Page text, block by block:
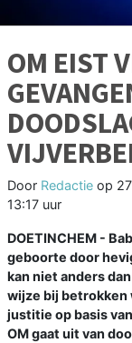
OM EIST
Door Redactie op
13:17 uur
DOETINCHEM -
geboorte door
kan niet anders
wijze bij betrokken
justitie op basis
OM gaat uit van